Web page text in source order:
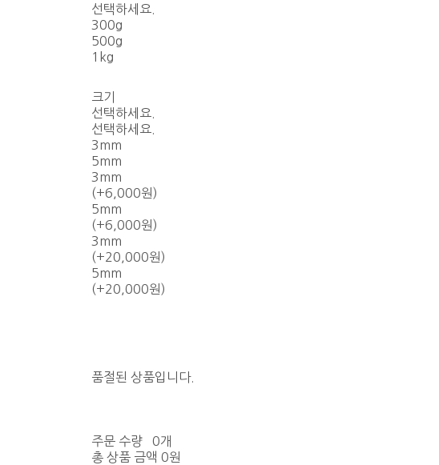
선택하세요.
300g
500g
1kg
크기
선택하세요.
선택하세요.
3mm
5mm
3mm
(+6,000원)
5mm
(+6,000원)
3mm
(+20,000원)
5mm
(+20,000원)
품절된 상품입니다.
주문 수량
0개
총 상품 금액 0원